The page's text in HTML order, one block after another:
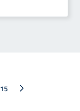
15
Pagina successiva